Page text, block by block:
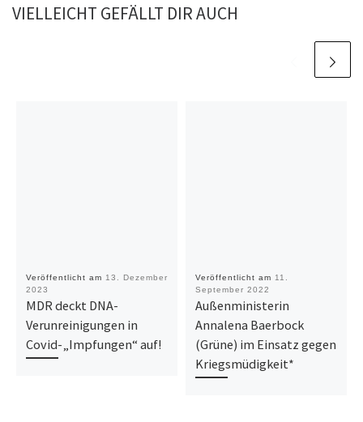
VIELLEICHT GEFÄLLT DIR AUCH
Veröffentlicht am 13. Dezember
2023
MDR deckt DNA-
Verunreinigungen in
Covid-„Impfungen“ auf!
Veröffentlicht am 11.
September 2022
Außenministerin
Annalena Baerbock
(Grüne) im Einsatz gegen
Kriegsmüdigkeit*